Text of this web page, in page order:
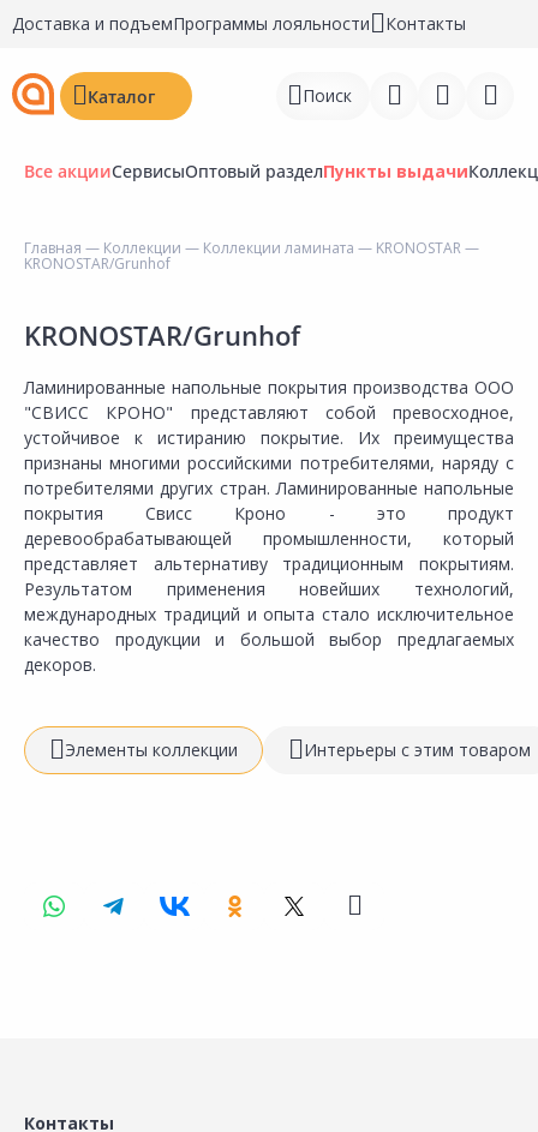
Доставка и подъемПрограммы лояльности Контакты
Каталог Поиск
Регистрация
Избранное
Недавно просмотренные
товары
Все акцииСервисыОптовый разделПункты выдачи
Главная — Коллекции — Коллекции ламината — KRONOSTAR—
KRONOSTAR/Grunhof
KRONOSTAR/Grunhof
Ламинированные напольные покрытия производства ООО
"СВИСС КРОНО" представляют собой превосходное,
устойчивое к истиранию покрытие. Их преимущества
признаны многими российскими потребителями, наряду с
потребителями других стран. Ламинированные напольные
покрытия Свисс Кроно - это продукт
деревообрабатывающей промышленности, который
представляет альтернативу традиционным покрытиям.
Результатом применения новейших технологий,
международных традиций и опыта стало исключительное
качество продукции и большой выбор предлагаемых
декоров.
Элементы коллекции Интерьеры с этим товаром
Контакты